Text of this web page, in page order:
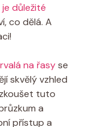
je důležité
co dělá. A
na řasyse
skvělý vzhled
tuto
a
přístup a